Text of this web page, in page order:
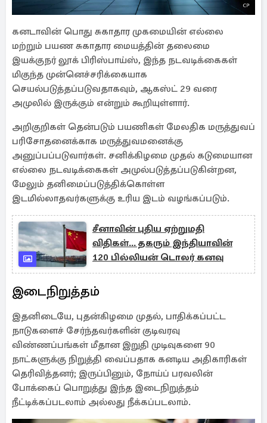
கனடாவின் பொது சுகாதார முகமையின் எல்லை
மற்றும் பயண சுகாதார மையத்தின் தலைமை
இயக்குநர் லூக் பிரிஸ்பாய்ஸ், இந்த நடவடிக்கைகள்
மிகுந்த முன்னெச்சரிக்கையாக
செயல்படுத்தப்படுவதாகவும், ஆகஸ்ட் 29 வரை
அமுலில் இருக்கும் என்றும் கூறியுள்ளார்.
அறிகுறிகள் தென்படும் பயணிகள் மேலதிக மருத்துவப்
பரிசோதனைக்காக மருத்துவமனைக்கு
அனுப்பப்படுவார்கள். சனிக்கிழமை முதல் கடுமையான
எல்லை நடவடிக்கைகள் அமுல்படுத்தப்படுகின்றன,
மேலும் தனிமைப்படுத்திக்கொள்ள
இடமில்லாதவர்களுக்கு உரிய இடம் வழங்கப்படும்.
சீனாவின் புதிய ஏற்றுமதி
விதிகள்... தகரும் இந்தியாவின்
120 பில்லியன் டொலர் கனவு
இடைநிறுத்தம்
இதனிடையே, புதன்கிழமை முதல், பாதிக்கப்பட்ட
நாடுகளைச் சேர்ந்தவர்களின் குடிவரவு
விண்ணப்பங்கள் மீதான இறுதி முடிவுகளை 90
நாட்களுக்கு நிறுத்தி வைப்பதாக கனடிய அதிகாரிகள்
தெரிவித்தனர்; இருப்பினும், நோய்ப் பரவலின்
போக்கைப் பொறுத்து இந்த இடைநிறுத்தம்
நீட்டிக்கப்படலாம் அல்லது நீக்கப்படலாம்.